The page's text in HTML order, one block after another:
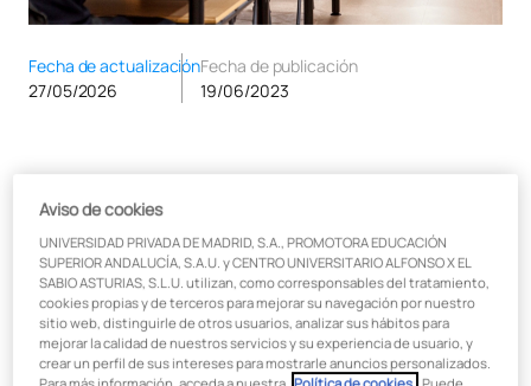
Fecha de actualización
27/05/2026
Fecha de publicación
19/06/2023
organización, esfuerzo y tiempo. La formación inicial con la
que partimos es esencial de cara a cómo estudiar
oposiciones, pues de ella va a depender que tengamos los
recursos adecuados para afrontar el estudio y alcanzar la
meta con éxito.
En elMáster en Profesorado Onlinede UAX, nos encargamos
de que recibas una formación didáctica y pedagógica de
Aviso de cookies
UNIVERSIDAD PRIVADA DE MADRID, S.A., PROMOTORA EDUCACIÓN
SUPERIOR ANDALUCÍA, S.A.U. y CENTRO UNIVERSITARIO ALFONSO X EL
SABIO ASTURIAS, S.L.U. utilizan, como corresponsables del tratamiento,
cookies propias y de terceros para mejorar su navegación por nuestro
sitio web, distinguirle de otros usuarios, analizar sus hábitos para
mejorar la calidad de nuestros servicios y su experiencia de usuario, y
crear un perfil de sus intereses para mostrarle anuncios personalizados.